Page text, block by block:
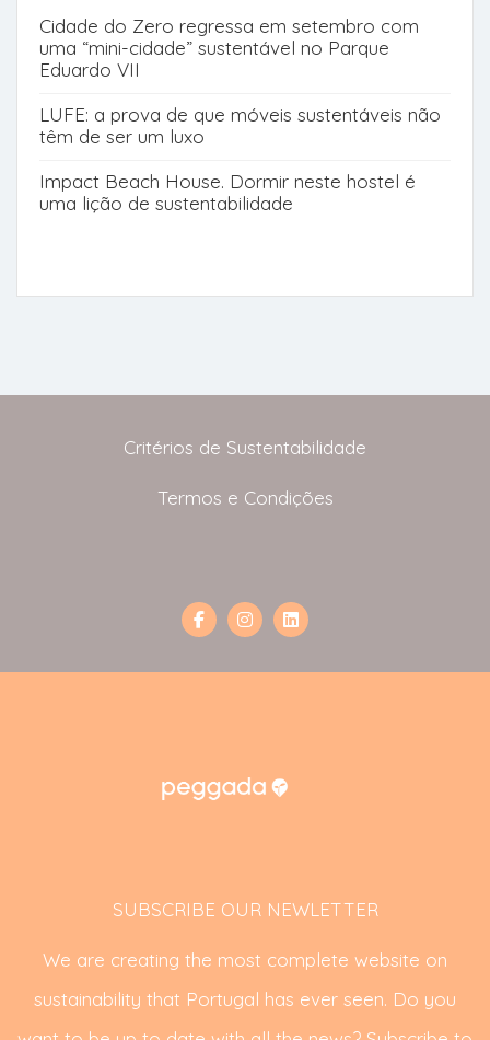
Cidade do Zero regressa em setembro com
uma “mini-cidade” sustentável no Parque
Eduardo VII
LUFE: a prova de que móveis sustentáveis não
têm de ser um luxo
Impact Beach House. Dormir neste hostel é
uma lição de sustentabilidade
Critérios de Sustentabilidade
Termos e Condições
SUBSCRIBE OUR NEWLETTER
We are creating the most complete website on
sustainability that Portugal has ever seen. Do you